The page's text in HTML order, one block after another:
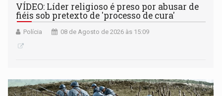
VÍDEO: Líder religioso é preso por abusar de
fiéis sob pretexto de 'processo de cura'
Polícia 08 de Agosto de 2026 às 15:09